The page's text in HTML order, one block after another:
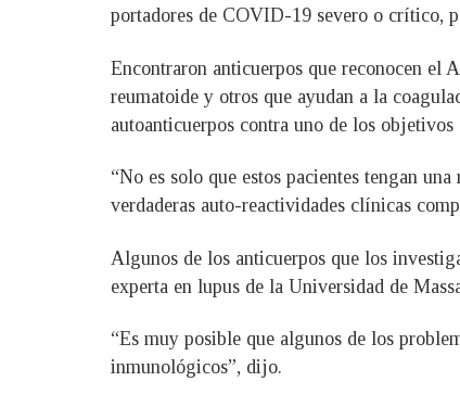
portadores de COVID-19 severo o crítico,
Encontraron anticuerpos que reconocen el
reumatoide y otros que ayudan a la
autoanticuerpos contra uno de los
“No es solo que estos pacientes tengan
verdaderas auto-reactividades clínicas
Algunos de los anticuerpos que los
experta en lupus de la Universidad de
“Es muy posible que algunos de los
inmunológicos”, dijo.